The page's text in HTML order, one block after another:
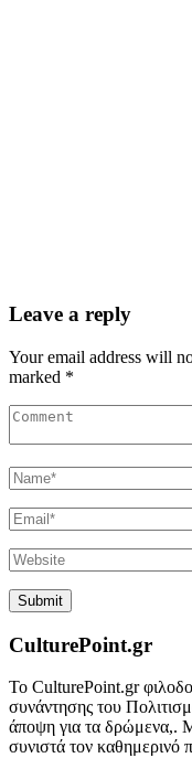
Leave a reply
Your email address will
marked *
CulturePoint.gr
Το CulturePoint.gr
συνάντησης του
άποψη για τα δρώμενα,.
συνιστά τον καθημερινό